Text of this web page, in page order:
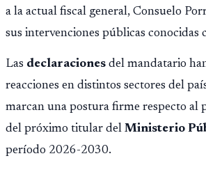
a la actual fiscal general, Consuelo
sus intervenciones públicas conocidas
Las declaraciones del mandatario
reacciones en distintos sectores del
marcan una postura firme respecto al
del próximo titular del Ministerio
período 2026-2030.